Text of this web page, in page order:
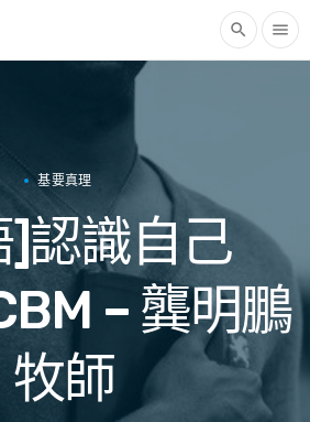
search menu
基要真理
認識自己
– 龔明鵬
牧師